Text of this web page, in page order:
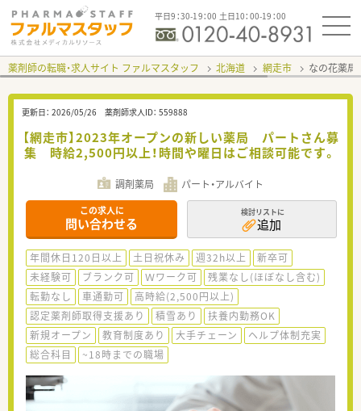
平日9：30-19：00 土日10：00-19：00
薬剤師の転職・求人サイト ファルマスタッフ 北海道 網走市 なの花薬
更新日： 2026/05/26 薬剤師求人ID： 559888
【網走市】2023年オープンの新しい薬局 パートさん募
集 時給2,500円以上！時間や曜日はご相談可能です。
調剤薬局 パート・アルバイト
この求人に
問い合わせる
検討リストに
追加
年間休日120日以上 土日祝休み 週32h以上
新卒可
未経験可
ブランク可 Ｗワーク可
残業なし(ほぼなし含む)
転勤なし
車通勤可
高時給(2,500円以上)
認定薬剤師取得支援あり
積雪あり
扶養内勤務OK
新規オープン
教育制度あり 大手チェーン
ヘルプ体制充実
総合科目
~18時までの職場